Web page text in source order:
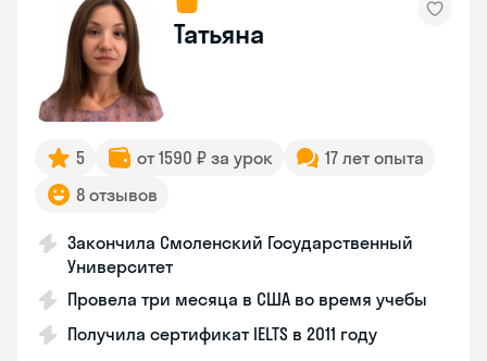
Татьяна
5 от 1590 ₽ за урок
17 лет опыта
8 отзывов
Закончила Смоленский Государственный
Университет
Провела три месяца в США во время учебы
Получила сертификат IELTS в 2011 году